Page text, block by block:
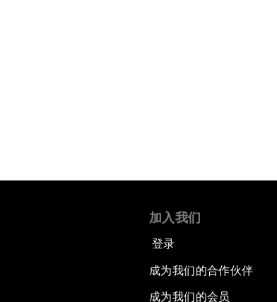
加入我们
登录
成为我们的合作伙伴
成为我们的会员